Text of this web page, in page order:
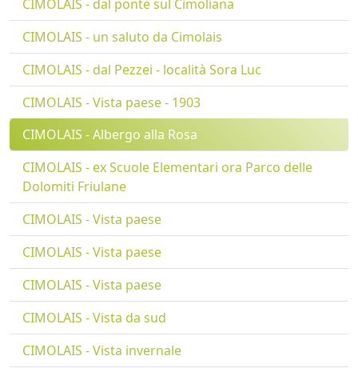
CIMOLAIS - dal ponte sul Cimoliana
CIMOLAIS - un saluto da Cimolais
CIMOLAIS - dal Pezzei - località Sora Luc
CIMOLAIS - Vista paese - 1903
CIMOLAIS - Albergo alla Rosa
CIMOLAIS - ex Scuole Elementari ora Parco delle
Dolomiti Friulane
CIMOLAIS - Vista paese
CIMOLAIS - Vista paese
CIMOLAIS - Vista paese
CIMOLAIS - Vista da sud
CIMOLAIS - Vista invernale